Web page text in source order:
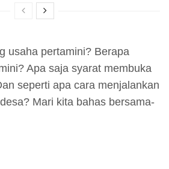
usaha pertamini? Berapa
Apa saja syarat membuka
seperti apa cara menjalankan
Mari kita bahas bersama-